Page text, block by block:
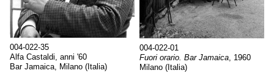
004-022-35
Alfa Castaldi, anni '60
Bar Jamaica, Milano (Italia)
004-022-01
Fuori orario. Bar Jamaica, 1960
Milano (Italia)